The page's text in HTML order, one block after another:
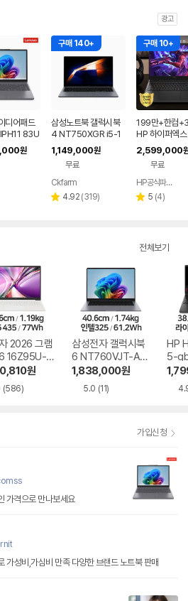
광고
디어패드
83U
8GB원
구매 140+
삼성노트북 갤럭시북
4 NT750XGR i5-1
3세대 16G 256G 사
무용 업무용 학생용 가
성비 노트북
1,149,000원
무료
페이
Ckfarm
별 4.92 리
(319)
구매 10+
199만+한컴
HP 하이퍼엑스
6 AI7 450
0 게이밍 노트
2,599,000
무료
HP공식파트너 이텍컴퓨터
별 5 리
(4)
전체보기
2026 그램
16Z95U-G
원
(586)
삼성전자 갤럭시북
6 NT760VJT-A51
A
1,838,000원
5.0 (11)
HP
5-
가입신청
가격으로 만나보세요
가성비,가심비 만족 다양한 브랜드 노트북 판매